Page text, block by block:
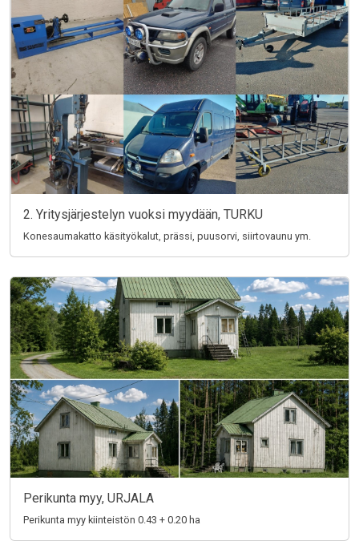
2. Yritysjärjestelyn vuoksi myydään, TURKU
Konesaumakatto käsityökalut, prässi, puusorvi, siirtovaunu ym.
Perikunta myy, URJALA
Perikunta myy kiinteistön 0.43 + 0.20 ha